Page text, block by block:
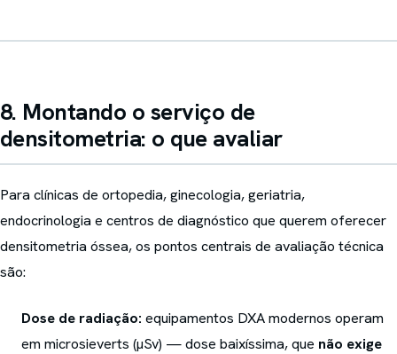
8. Montando o serviço de
densitometria: o que avaliar
Para clínicas de ortopedia, ginecologia, geriatria,
endocrinologia e centros de diagnóstico que querem oferecer
densitometria óssea, os pontos centrais de avaliação técnica
são:
Dose de radiação: equipamentos DXA modernos operam
em microsieverts (µSv) — dose baixíssima, que não exige